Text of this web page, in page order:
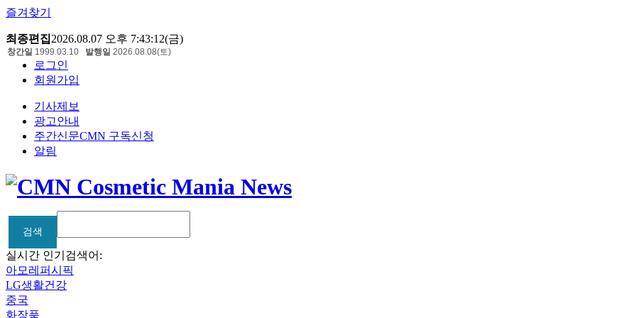
즐겨찾기
최종편집2026.08.07 오후 7:43:12(금)
로그인
회원가입
기사제보
광고안내
주간신문CMN 구독신청
알림
창간일 1999.03.10 발행일 2026.08.08(토)
검색
검색
실시간 인기검색어:
아모레퍼시픽
LG생활건강
중국
화장품